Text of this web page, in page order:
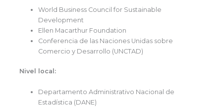
World Business Council for Sustainable
Development
Ellen Macarthur Foundation
Conferencia de las Naciones Unidas sobre
Comercio y Desarrollo (UNCTAD)
Nivel local:
Departamento Administrativo Nacional de
Estadística (DANE)